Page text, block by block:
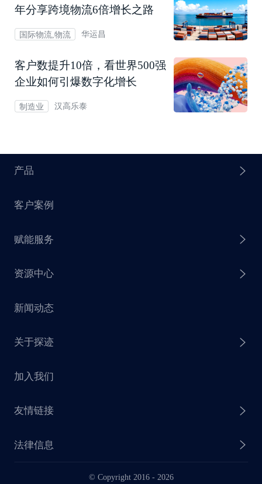
年分享跨境物流6倍增长之路
国际物流,物流 华运昌
客户数提升10倍，看世界500强
企业如何引爆数字化增长
制造业 汉高乐泰
产品
探迹 AI Agent
探迹 AI 拓客
探迹 AI 触达
探迹 AI CRM
客户案例
赋能服务
赋能计划
资源中心
销售干货
探迹大数据研究院
新闻动态
关于探迹
企业介绍
联系我们
业务动态
加入我们
友情链接
法律信息
© Copyright 2016 - 2026